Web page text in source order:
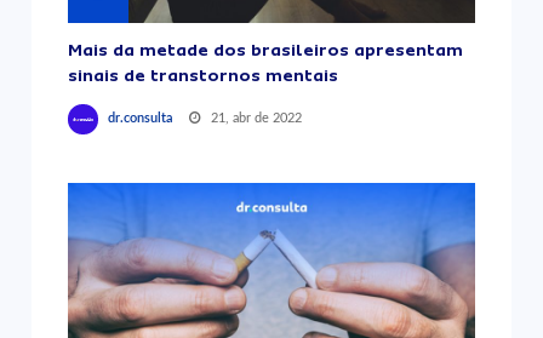
Mais da metade dos brasileiros apresentam
sinais de transtornos mentais
dr.consulta 21, abr de 2022